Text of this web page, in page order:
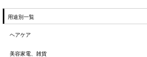
用途別一覧
ヘアケア
美容家電、雑貨